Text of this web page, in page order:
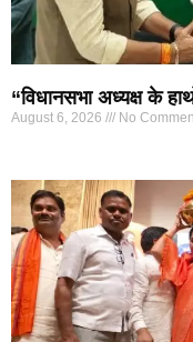
“विधानसभा अध्यक्ष के
August 6, 2026 No